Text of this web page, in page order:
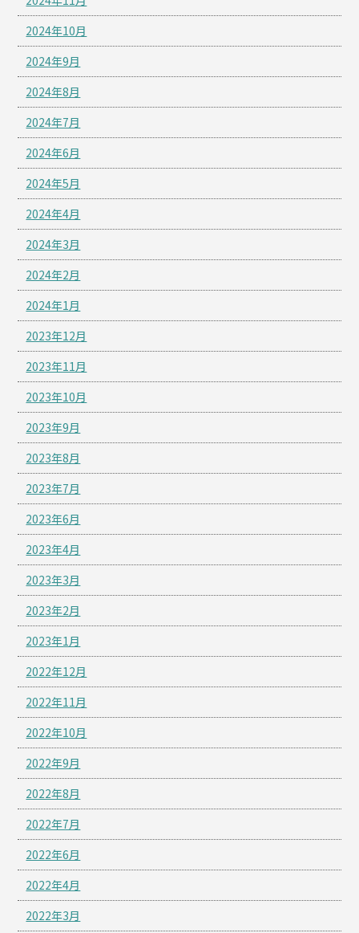
2024年10月
2024年9月
2024年8月
2024年7月
2024年6月
2024年5月
2024年4月
2024年3月
2024年2月
2024年1月
2023年12月
2023年11月
2023年10月
2023年9月
2023年8月
2023年7月
2023年6月
2023年4月
2023年3月
2023年2月
2023年1月
2022年12月
2022年11月
2022年10月
2022年9月
2022年8月
2022年7月
2022年6月
2022年4月
2022年3月